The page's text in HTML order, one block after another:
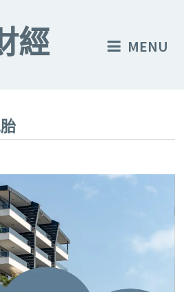
經 MENU